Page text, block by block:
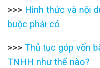
>>> Hình thức và nội
buộc phải có
>>> Thủ tục góp vốn
TNHH như thế nào?